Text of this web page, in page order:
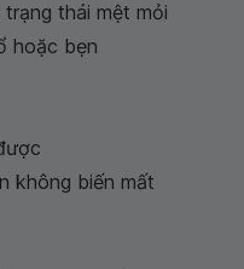
thái mệt mỏi
hoặc bẹn
không biến mất